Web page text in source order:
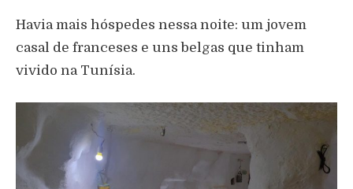
Havia mais hóspedes nessa noite: um jovem
casal de franceses e uns belgas que tinham
vivido na Tunísia.